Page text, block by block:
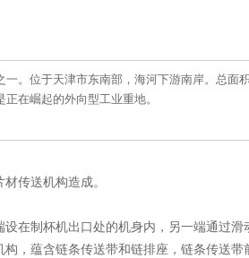
一。位于天津市东南部，海河下游南岸。总面
在崛起的外向型工业重地。
传送机构造成。
在制杯机出口处的机身内，另一端通过
构，蕴含链条传送带和链排座，链条传送